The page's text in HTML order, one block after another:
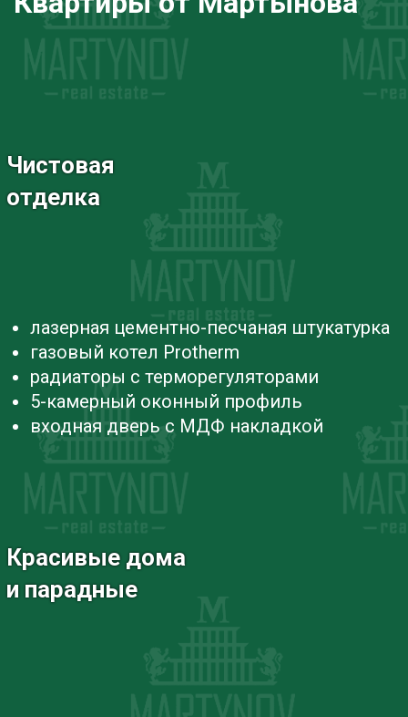
Чистовая
отделка
лазерная цементно-песчаная штукатурка
газовый котел Protherm
радиаторы с терморегуляторами
5-камерный оконный профиль
входная дверь с МДФ накладкой
Красивые дома
и парадные